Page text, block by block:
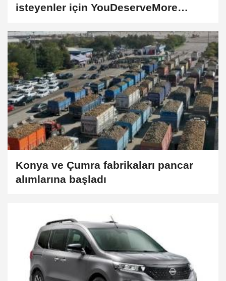
isteyenler için YouDeserveMore
kampanyasını başlattı
Konya ve Çumra fabrikaları pancar
alımlarına başladı